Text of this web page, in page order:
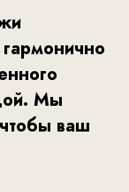
Мы
ваш